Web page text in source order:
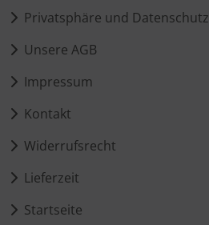
Privatsphäre und Datenschutz
Unsere AGB
Impressum
Kontakt
Widerrufsrecht
Lieferzeit
Startseite